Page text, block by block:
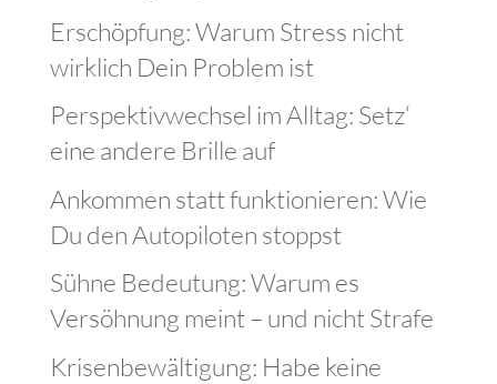
Erschöpfung: Warum Stress nicht
wirklich Dein Problem ist
Perspektivwechsel im Alltag: Setz‘
eine andere Brille auf
Ankommen statt funktionieren: Wie
Du den Autopiloten stoppst
Sühne Bedeutung: Warum es
Versöhnung meint – und nicht Strafe
Krisenbewältigung: Habe keine